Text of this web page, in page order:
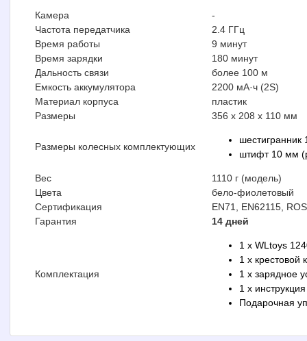
Камера
-
Частота передатчика
2.4 ГГц
Время работы
9 минут
Время зарядки
180 минут
Дальность связи
более 100 м
Емкость аккумулятора
2200 мА·ч (2S)
Материал корпуса
пластик
Размеры
356 х 208 х 110 мм
Размеры колесных комплектующих
штифт 10 мм
Вес
1110 г (модель)
Цвета
бело-фиолетовый
Сертификация
EN71, EN62115,
Гарантия
14 дней
Комплектация
1 x WLtoys
1 x крестовой
1 x зарядное
1 x
Подарочная